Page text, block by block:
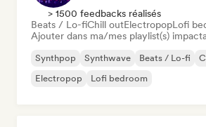
> 1500 feedbacks réalisés
Beats / Lo-fiChill outElectropopLofi
Ajouter dans ma/mes playlist(s)
Synthpop Synthwave Beats / Lo-fi
Electropop
Lofi bedroom